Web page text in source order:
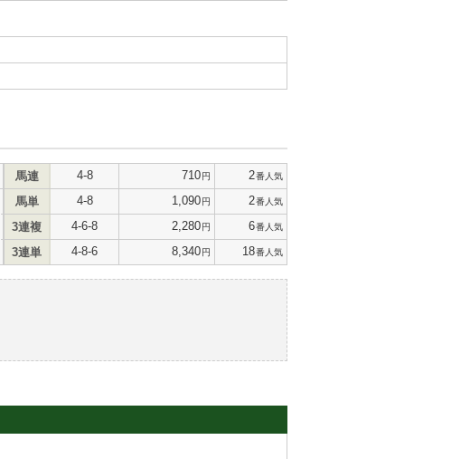
馬連 4-8 710円 2番人気
馬単 4-8 1,090円 2番人気
3連複 4-6-8 2,280円 6番人気
3連単 4-8-6 8,340円 18番人気